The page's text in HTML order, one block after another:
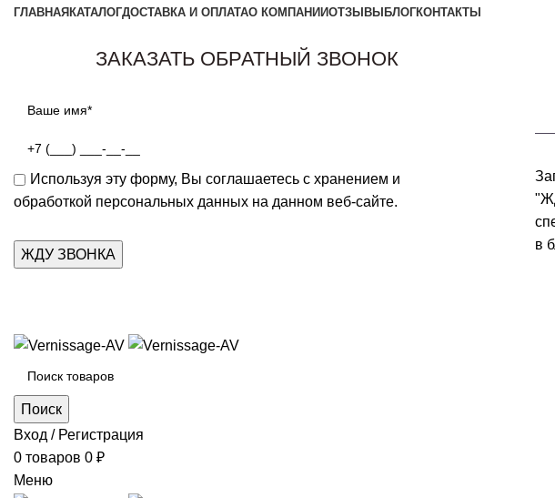
ГЛАВНАЯ КАТАЛОГДОСТАВКА И ОПЛАТАО КОМПАНИИОТЗЫВЫ БЛОГКОНТАКТЫ
ЗАКАЗАТЬ ОБРАТНЫЙ ЗВОНОК
Используя эту форму, Вы соглашаетесь с хранением и
обработкой персональных данных на данном веб-сайте.
в
Поиск
Вход / Регистрация
0 товаров 0 ₽
Меню